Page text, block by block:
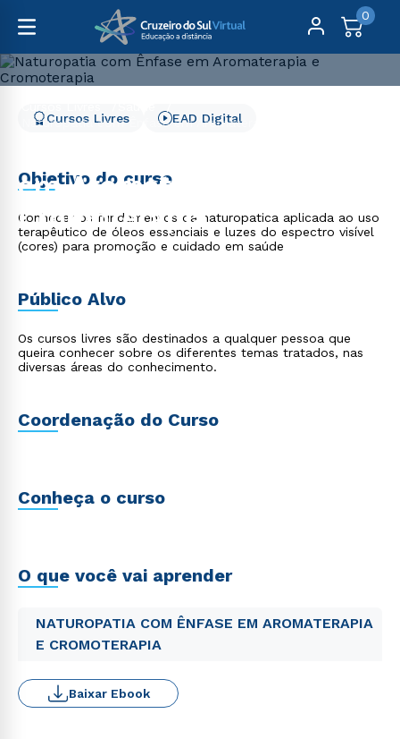
0
Naturopatia com Ênfase em Aromaterapia e Cromoterapia
em Aromaterapia e
Cromoterapia
Cursos Livres EAD Digital
Objetivo do curso
Conhecer os fundamentos da naturopatica aplicada ao uso
terapêutico de óleos essenciais e luzes do espectro visível
(cores) para promoção e cuidado em saúde
Público Alvo
Os cursos livres são destinados a qualquer pessoa que
queira conhecer sobre os diferentes temas tratados, nas
diversas áreas do conhecimento.
Coordenação do Curso
Conheça o curso
O que você vai aprender
NATUROPATIA COM ÊNFASE EM AROMATERAPIA
E CROMOTERAPIA
Baixar Ebook